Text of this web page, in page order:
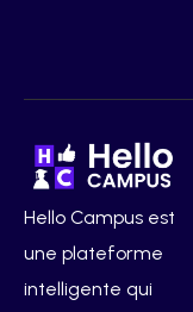
Hello Campus est
une plateforme
intelligente qui